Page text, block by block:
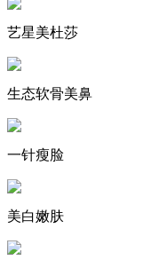
艺星美杜莎
生态软骨美鼻
一针瘦脸
美白嫩肤